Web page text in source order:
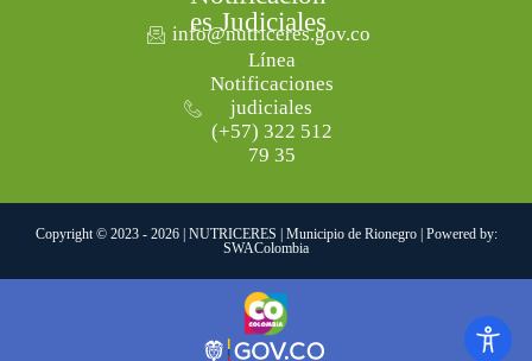
es Judiciales
info@nutriceres.gov.co
Línea
Notificaciones
judiciales
(+57) 322 512
79 35
Copyright © 2023 - 2026 | NUTRICERES | Municipio de Rionegro | Powered by:
SWAColombia